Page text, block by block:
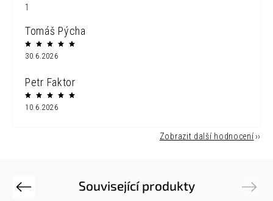
1
Tomáš Pýcha
30.6.2026
Petr Faktor
10.6.2026
Zobrazit další hodnocení
Související produkty
Previous Next